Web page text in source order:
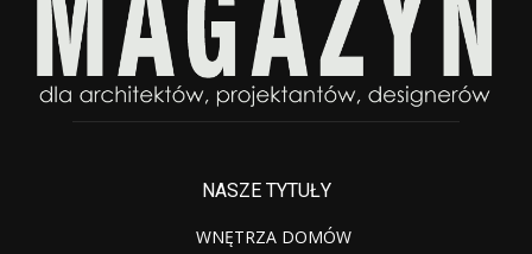
NASZE TYTUŁY
WNĘTRZA DOMÓW